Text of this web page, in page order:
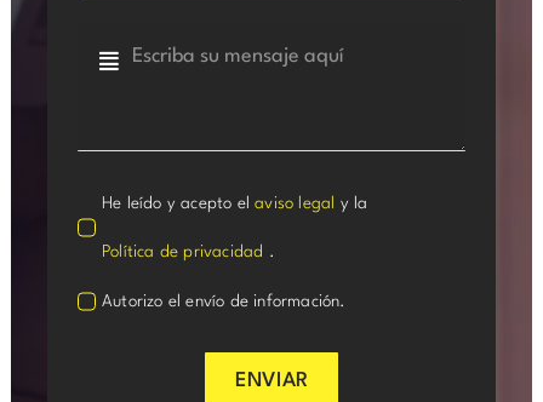
He leído y acepto elaviso legal y la
Política de privacidad .
Autorizo el envío de información.
ENVIAR